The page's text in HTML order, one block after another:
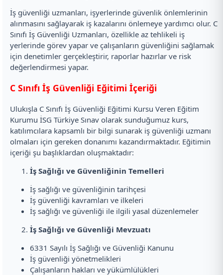
İş güvenliği uzmanları, işyerlerinde güvenlik önlemlerinin
alınmasını sağlayarak iş kazalarını önlemeye yardımcı olur. C
Sınıfı İş Güvenliği Uzmanları, özellikle az tehlikeli iş
yerlerinde görev yapar ve çalışanların güvenliğini sağlamak
için denetimler gerçekleştirir, raporlar hazırlar ve risk
değerlendirmesi yapar.
C Sınıfı İş Güvenliği Eğitimi İçeriği
Ulukışla C Sınıfı İş Güvenliği Eğitimi Kursu Veren Eğitim
Kurumu İSG Türkiye Sınav olarak sunduğumuz kurs,
katılımcılara kapsamlı bir bilgi sunarak iş güvenliği uzmanı
olmaları için gereken donanımı kazandırmaktadır. Eğitimin
içeriği şu başlıklardan oluşmaktadır:
İş Sağlığı ve Güvenliğinin Temelleri
İş sağlığı ve güvenliğinin tarihçesi
İş güvenliği kavramları ve ilkeleri
İş sağlığı ve güvenliği ile ilgili yasal düzenlemeler
İş Sağlığı ve Güvenliği Mevzuatı
6331 Sayılı İş Sağlığı ve Güvenliği Kanunu
İş güvenliği yönetmelikleri
Çalışanların hakları ve yükümlülükleri